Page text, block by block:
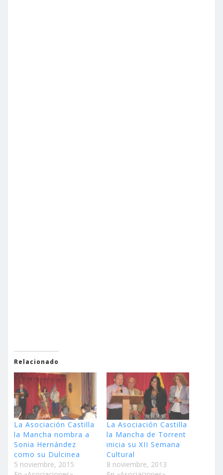
Relacionado
La Asociación Castilla
la Mancha nombra a
Sonia Hernández
como su Dulcinea
5 noviembre, 2015
La Asociación Castilla
la Mancha de Torrent
inicia su XII Semana
Cultural
8 noviembre, 2013